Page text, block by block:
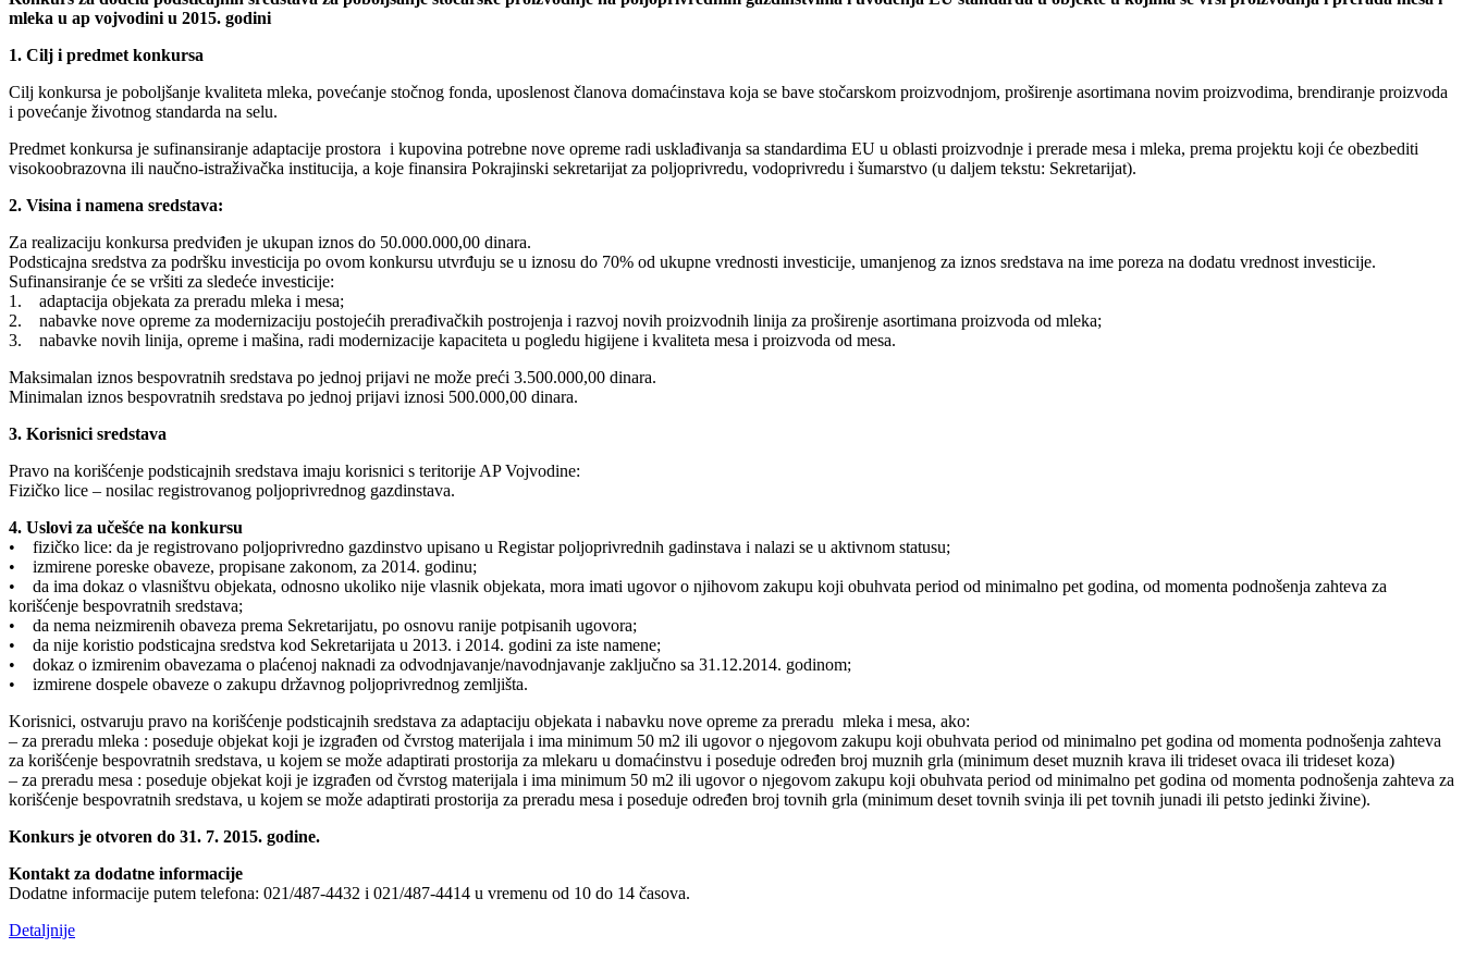
mleka u ap vojvodini u 2015. godini
1. Cilj i predmet konkursa
Cilj konkursa je poboljšanje kvaliteta mleka, povećanje stočnog fonda, uposlenost članova domaćinstava koja se bave stočarskom proizvodnjom, proširenje asortimana novim proizvodima, brendiranje proizvoda
i povećanje životnog standarda na selu.
Predmet konkursa je sufinansiranje adaptacije prostora i kupovina potrebne nove opreme radi usklađivanja sa standardima EU u oblasti proizvodnje i prerade mesa i mleka, prema projektu koji će obezbediti
visokoobrazovna ili naučno-istraživačka institucija, a koje finansira Pokrajinski sekretarijat za poljoprivredu, vodoprivredu i šumarstvo (u daljem tekstu: Sekretarijat).
2. Visina i namena sredstava:
Za realizaciju konkursa predviđen je ukupan iznos do 50.000.000,00 dinara.
Podsticajna sredstva za podršku investicija po ovom konkursu utvrđuju se u iznosu do 70% od ukupne vrednosti investicije, umanjenog za iznos sredstava na ime poreza na dodatu vrednost investicije.
Sufinansiranje će se vršiti za sledeće investicije:
1. adaptacija objekata za preradu mleka i mesa;
2. nabavke nove opreme za modernizaciju postojećih prerađivačkih postrojenja i razvoj novih proizvodnih linija za proširenje asortimana proizvoda od mleka;
3. nabavke novih linija, opreme i mašina, radi modernizacije kapaciteta u pogledu higijene i kvaliteta mesa i proizvoda od mesa.
Maksimalan iznos bespovratnih sredstava po jednoj prijavi ne može preći 3.500.000,00 dinara.
Minimalan iznos bespovratnih sredstava po jednoj prijavi iznosi 500.000,00 dinara.
3. Korisnici sredstava
Pravo na korišćenje podsticajnih sredstava imaju korisnici s teritorije AP Vojvodine:
Fizičko lice – nosilac registrovanog poljoprivrednog gazdinstava.
4. Uslovi za učešće na konkursu
• fizičko lice: da je registrovano poljoprivredno gazdinstvo upisano u Registar poljoprivrednih gadinstava i nalazi se u aktivnom statusu;
• izmirene poreske obaveze, propisane zakonom, za 2014. godinu;
• da ima dokaz o vlasništvu objekata, odnosno ukoliko nije vlasnik objekata, mora imati ugovor o njihovom zakupu koji obuhvata period od minimalno pet godina, od momenta podnošenja zahteva za
korišćenje bespovratnih sredstava;
• da nema neizmirenih obaveza prema Sekretarijatu, po osnovu ranije potpisanih ugovora;
• da nije koristio podsticajna sredstva kod Sekretarijata u 2013. i 2014. godini za iste namene;
• dokaz o izmirenim obavezama o plaćenoj naknadi za odvodnjavanje/navodnjavanje zaključno sa 31.12.2014. godinom;
• izmirene dospele obaveze o zakupu državnog poljoprivrednog zemljišta.
Korisnici, ostvaruju pravo na korišćenje podsticajnih sredstava za adaptaciju objekata i nabavku nove opreme za preradu mleka i mesa, ako:
– za preradu mleka : poseduje objekat koji je izgrađen od čvrstog materijala i ima minimum 50 m2 ili ugovor o njegovom zakupu koji obuhvata period od minimalno pet godina od momenta podnošenja zahteva
za korišćenje bespovratnih sredstava, u kojem se može adaptirati prostorija za mlekaru u domaćinstvu i poseduje određen broj muznih grla (minimum deset muznih krava ili trideset ovaca ili trideset koza)
– za preradu mesa : poseduje objekat koji je izgrađen od čvrstog materijala i ima minimum 50 m2 ili ugovor o njegovom zakupu koji obuhvata period od minimalno pet godina od momenta podnošenja zahteva za
korišćenje bespovratnih sredstava, u kojem se može adaptirati prostorija za preradu mesa i poseduje određen broj tovnih grla (minimum deset tovnih svinja ili pet tovnih junadi ili petsto jedinki živine).
Konkurs je otvoren do 31. 7. 2015. godine.
Kontakt za dodatne informacije
Dodatne informacije putem telefona: 021/487-4432 i 021/487-4414 u vremenu od 10 do 14 časova.
Detaljnije